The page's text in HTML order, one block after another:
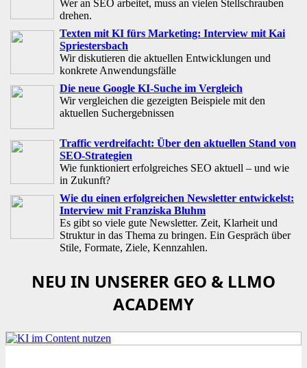
Wer an SEO arbeitet, muss an vielen Stellschrauben
drehen.
Texten mit KI fürs Marketing: Interview mit Kai
Spriestersbach
Wir diskutieren die aktuellen Entwicklungen und
konkrete Anwendungsfälle
Die neue Google KI-Suche im Vergleich
Wir vergleichen die gezeigten Beispiele mit den
aktuellen Suchergebnissen
Traffic verdreifacht: Über den aktuellen Stand von
SEO-Strategien
Wie funktioniert erfolgreiches SEO aktuell – und wie
in Zukunft?
Wie du einen erfolgreichen Newsletter entwickelst:
Interview mit Franziska Bluhm
Es gibt so viele gute Newsletter. Zeit, Klarheit und
Struktur in das Thema zu bringen. Ein Gespräch über
Stile, Formate, Ziele, Kennzahlen.
NEU IN UNSERER GEO & LLMO
ACADEMY